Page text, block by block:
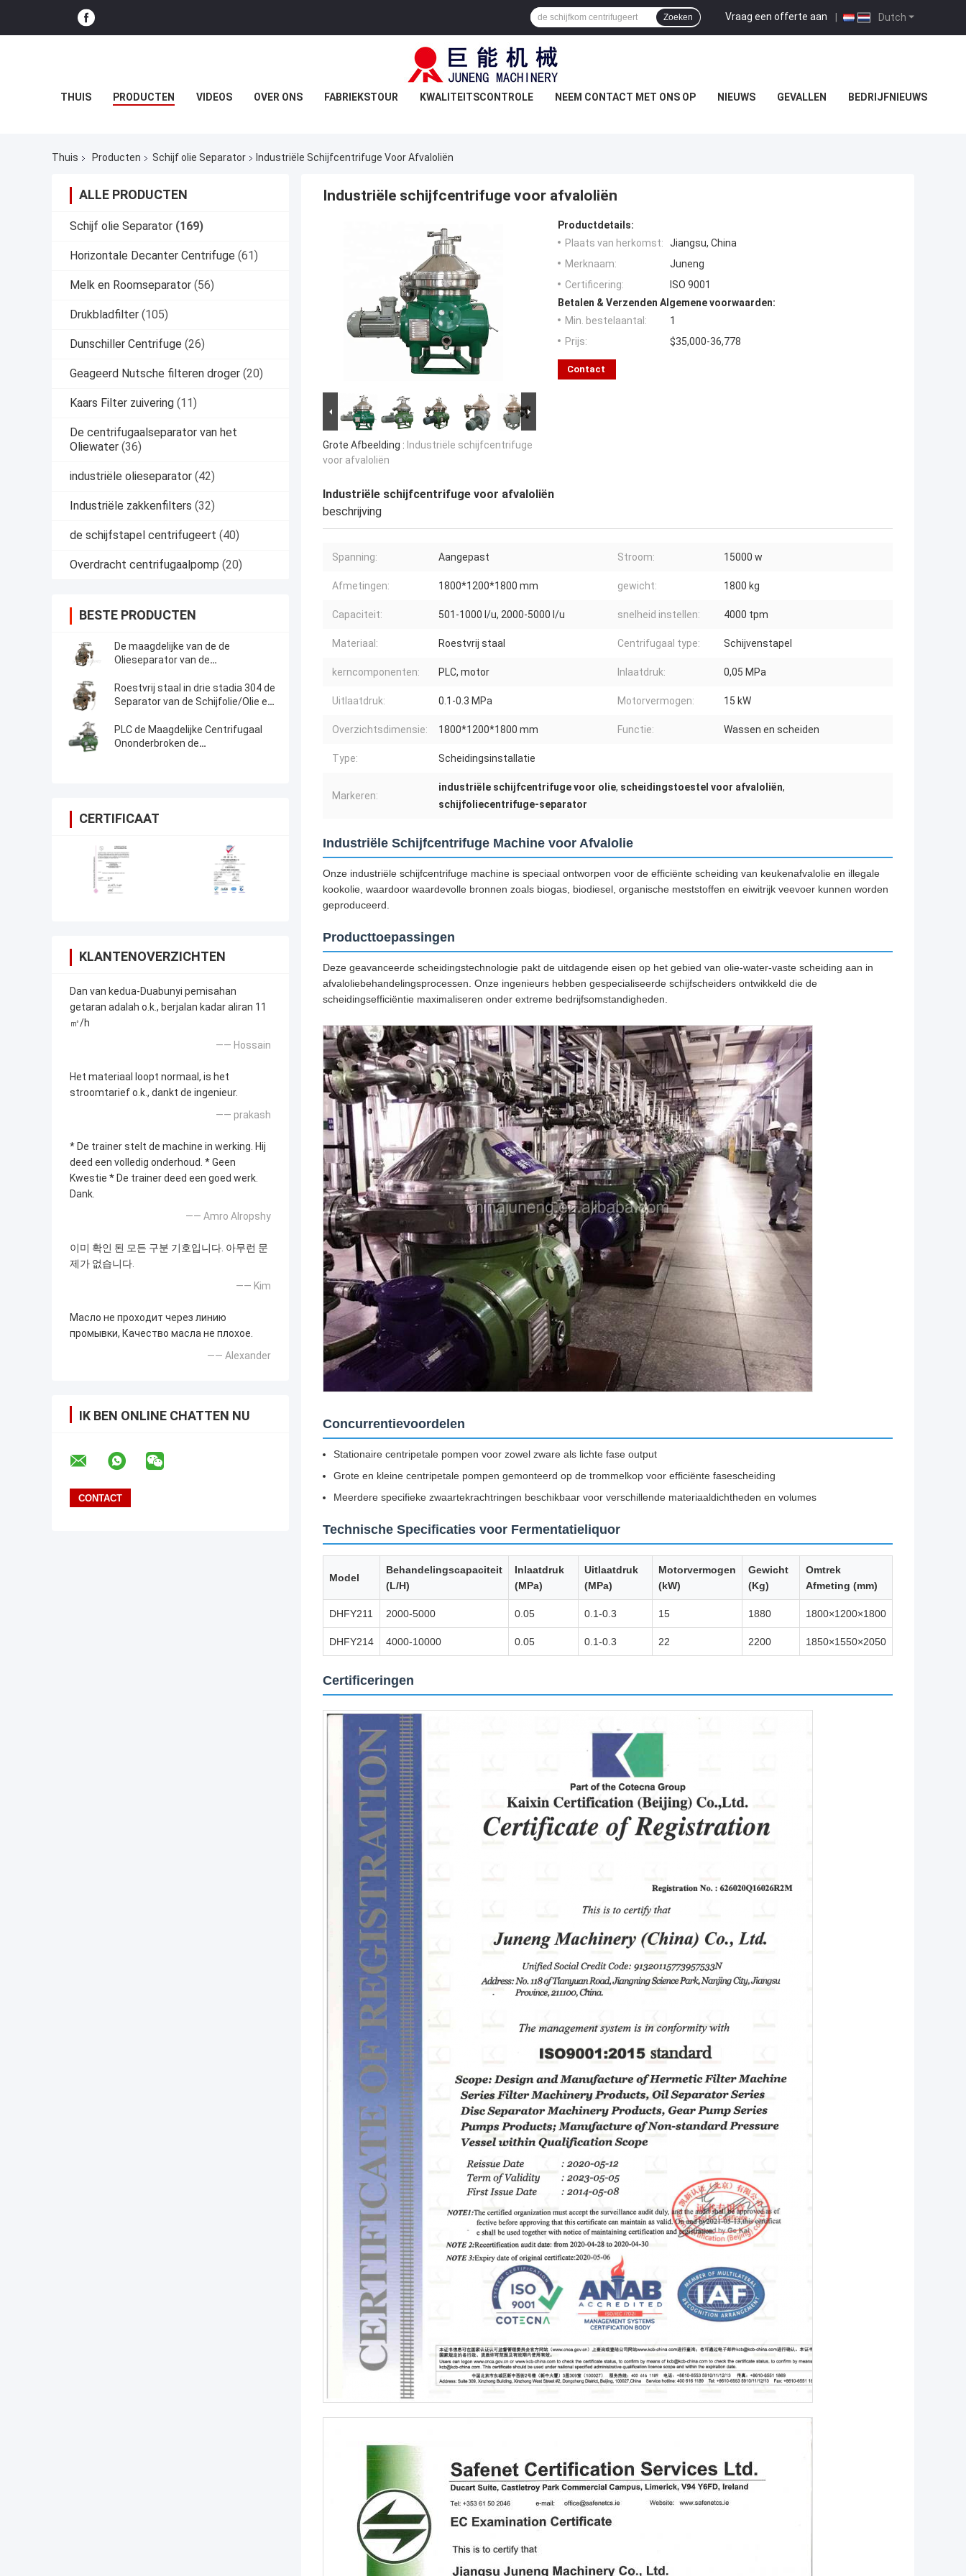
Dutch
Vraag een offerte aan |
Zoeken
THUIS PRODUCTEN VIDEOS OVER ONS FABRIEKSTOUR KWALITEITSCONTROLE NEEM CONTACT MET ONS OP NIEUWS GEVALLEN BEDRIJFNIEUWS
Thuis Producten Schijf olie Separator Industriële Schijfcentrifuge Voor Afvaloliën
ALLE PRODUCTEN
Schijf olie Separator (169)
Horizontale Decanter Centrifuge (61)
Melk en Roomseparator (56)
Drukbladfilter (105)
Dunschiller Centrifuge (26)
Geageerd Nutsche filteren droger (20)
Kaars Filter zuivering (11)
De centrifugaalseparator van het
Oliewater (36)
industriële olieseparator (42)
Industriële zakkenfilters (32)
de schijfstapel centrifugeert (40)
Overdracht centrifugaalpomp (20)
BESTE PRODUCTEN
De maagdelijke van de de
Olieseparator van de
Zelfreinigende Separator
Roestvrij staal in drie stadia 304 de
Separator van de Schijfolie/Olie en
PLC de Maagdelijke Centrifugaal
Ononderbroken de
CERTIFICAAT
KLANTENOVERZICHTEN
Dan van kedua-Duabunyi pemisahan
getaran adalah o.k., berjalan kadar aliran 11
㎥/h
—— Hossain
Het materiaal loopt normaal, is het
stroomtarief o.k., dankt de ingenieur.
—— prakash
* De trainer stelt de machine in werking. Hij
deed een volledig onderhoud. * Geen
Kwestie * De trainer deed een goed werk.
Dank.
—— Amro Alropshy
이미 확인 된 모든 구분 기호입니다. 아무런 문
제가 없습니다.
—— Kim
Масло не проходит через линию
промывки, Качество масла не плохое.
—— Alexander
IK BEN ONLINE CHATTEN NU
Industriële schijfcentrifuge voor afvaloliën
Grote Afbeelding : Industriële schijfcentrifuge
voor afvaloliën
Productdetails:
Plaats van herkomst:
Jiangsu, China
Merknaam:
Juneng
Certificering:
ISO 9001
Betalen & Verzenden Algemene voorwaarden:
Min. bestelaantal:
1
Prijs:
$35,000-36,778
Contact
Industriële schijfcentrifuge voor afvaloliën
beschrijving
Spanning: Aangepast Stroom: 15000 w
Afmetingen: 1800*1200*1800 mm gewicht: 1800 kg
Capaciteit: 501-1000 l/u, 2000-5000 l/u snelheid instellen: 4000 tpm
Materiaal: Roestvrij staal Centrifugaal type: Schijvenstapel
kerncomponenten: PLC, motor Inlaatdruk: 0,05 MPa
Uitlaatdruk: 0.1-0.3 MPa Motorvermogen: 15 kW
Overzichtsdimensie: 1800*1200*1800 mm Functie: Wassen en scheiden
Type: Scheidingsinstallatie
Markeren:
industriële schijfcentrifuge voor olie, scheidingstoestel voor afvaloliën,
schijfoliecentrifuge-separator
Industriële Schijfcentrifuge Machine voor Afvalolie
Onze industriële schijfcentrifuge machine is speciaal ontworpen voor de efficiënte scheiding van keukenafvalolie en illegale
kookolie, waardoor waardevolle bronnen zoals biogas, biodiesel, organische meststoffen en eiwitrijk veevoer kunnen worden
geproduceerd.
Producttoepassingen
Deze geavanceerde scheidingstechnologie pakt de uitdagende eisen op het gebied van olie-water-vaste scheiding aan in
afvaloliebehandelingsprocessen. Onze ingenieurs hebben gespecialiseerde schijfscheiders ontwikkeld die de
scheidingsefficiëntie maximaliseren onder extreme bedrijfsomstandigheden.
Concurrentievoordelen
Stationaire centripetale pompen voor zowel zware als lichte fase output
Grote en kleine centripetale pompen gemonteerd op de trommelkop voor efficiënte fasescheiding
Meerdere specifieke zwaartekrachtringen beschikbaar voor verschillende materiaaldichtheden en volumes
Technische Specificaties voor Fermentatieliquor
Model
Behandelingscapaciteit
(L/H)
Inlaatdruk
(MPa)
Uitlaatdruk
(MPa)
Motorvermogen
(kW)
Gewicht
(Kg)
Omtrek
Afmeting (mm)
DHFY211 2000-5000 0.05 0.1-0.3 15 1880 1800×1200×1800
DHFY214 4000-10000 0.05 0.1-0.3 22 2200 1850×1550×2050
Certificeringen